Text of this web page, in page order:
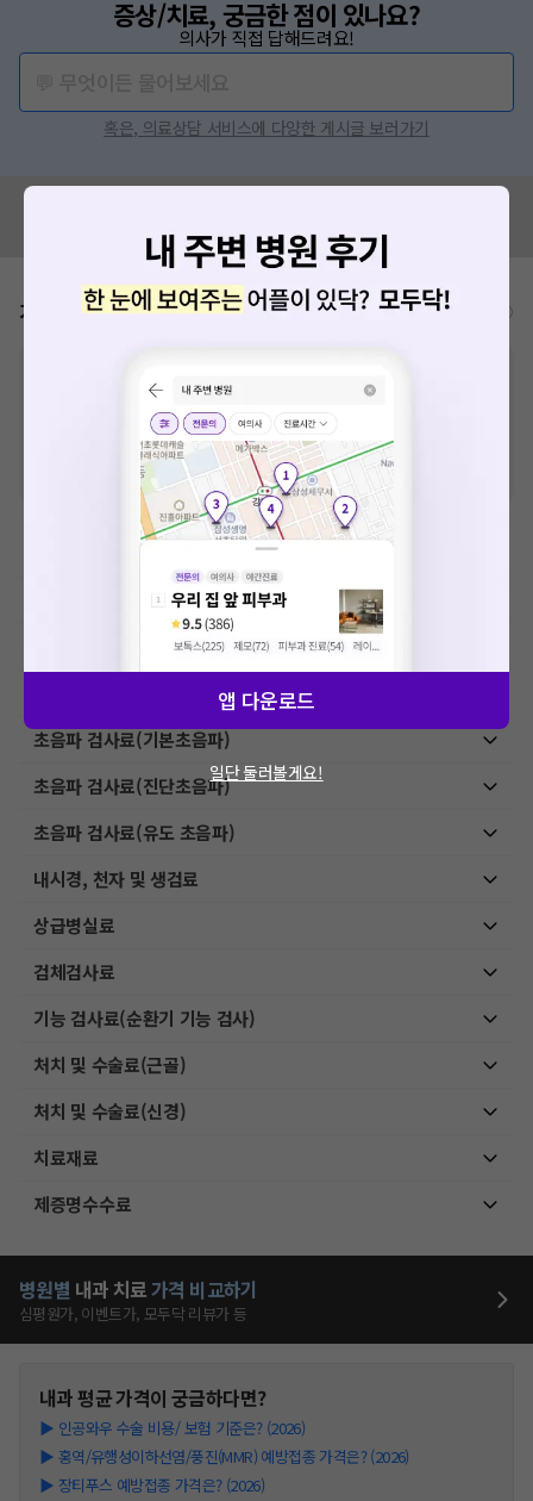
증상/치료, 궁금한 점이 있나요?
의사가 직접 답해드려요!
혹은, 의료상담 서비스에 다양한 게시글 보러가기
모두닥 팀에 알려주세요!
가격표 비급여/급여 진료란?
한 가격은 해당 의료기관에 직접 문의해주세요.
급여 항목의 경우,건강보험심사평가원
격입니다. (진료와 연관된 복합적인 비용이 추가되어, 병원마다 금액이 다르게
산정될 수 있는 점 참고 바랍니다.)
※ 이벤트가, 할인가는
VAT 포함
초음파 검사료(기본초음파)
초음파 검사료(진단초음파)
초음파 검사료(유도 초음파)
내시경, 천자 및 생검료
상급병실료
검체검사료
기능 검사료(순환기 기능 검사)
처치 및 수술료(근골)
처치 및 수술료(신경)
치료재료
제증명수수료
병원별 내과 치료가격 비교하기
심평원가, 이벤트가, 모두닥 리뷰가 등
내과평균 가격이 궁금하다면?
▶ 인공와우 수술 비용/ 보험 기준은? (2026)
▶ 홍역/유행성이하선염/풍진(MMR) 예방접종 가격은? (2026)
▶ 장티푸스 예방접종 가격은? (2026)
앱 다운로드
일단 둘러볼게요!